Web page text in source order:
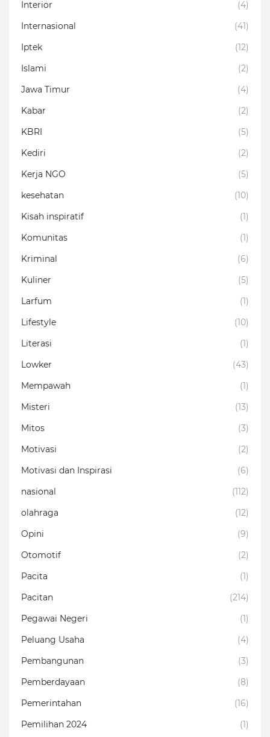
Interior
(4)
Internasional
(41)
Iptek
(12)
Islami
(2)
Jawa Timur
(4)
Kabar
(2)
KBRI
(5)
Kediri
(2)
Kerja NGO
(5)
kesehatan
(10)
Kisah inspiratif
(1)
Komunitas
(1)
Kriminal
(6)
Kuliner
(5)
Larfum
(1)
Lifestyle
(10)
Literasi
(1)
Lowker
(43)
Mempawah
(1)
Misteri
(13)
Mitos
(3)
Motivasi
(2)
Motivasi dan Inspirasi
(6)
nasional
(112)
olahraga
(12)
Opini
(9)
Otomotif
(2)
Pacita
(1)
Pacitan
(214)
Pegawai Negeri
(1)
Peluang Usaha
(4)
Pembangunan
(3)
Pemberdayaan
(8)
Pemerintahan
(16)
Pemilihan 2024
(1)